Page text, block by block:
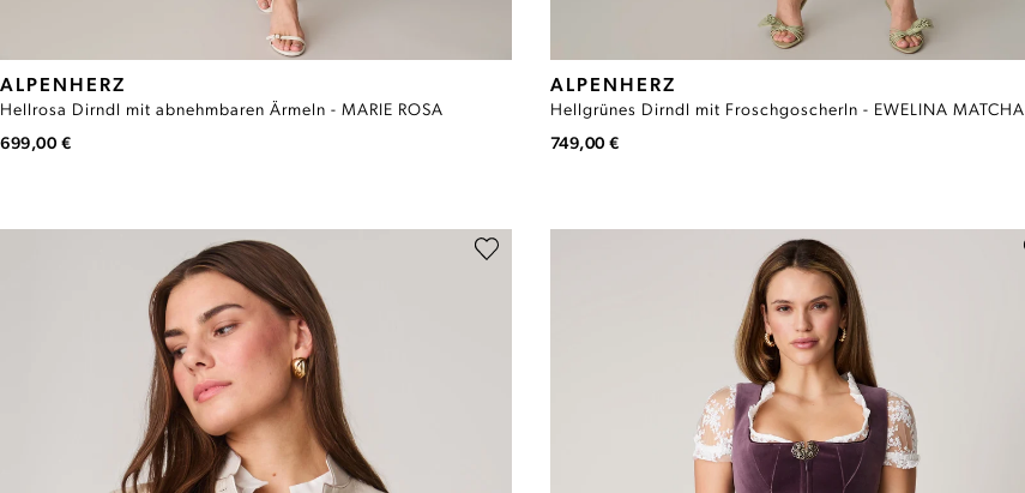
ALPENHERZ
Hellrosa Dirndl mit abnehmbaren Ärmeln - MARIE ROSA
699,00 €
ALPENHERZ
Hellgrünes Dirndl mit Froschgoscherln - EWELINA MATCHA
749,00 €